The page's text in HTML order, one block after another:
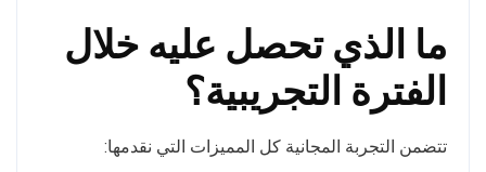
ما الذي تحصل عليه خلال
الفترة التجريبية؟
تتضمن التجربة المجانية كل المميزات التي نقدمها: